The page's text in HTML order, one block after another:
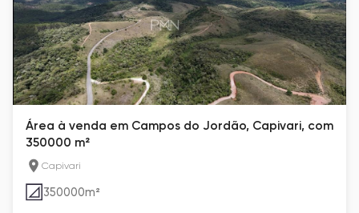
Área à venda em Campos do Jordão, Capivari, com
350000 m²
Capivari
350000m²